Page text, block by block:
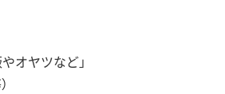
オヤツなど」